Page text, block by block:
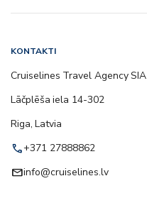
KONTAKTI
Cruiselines Travel Agency SIA
Lāčplēša iela 14-302
Riga, Latvia
call+371 27888862
emailinfo@cruiselines.lv